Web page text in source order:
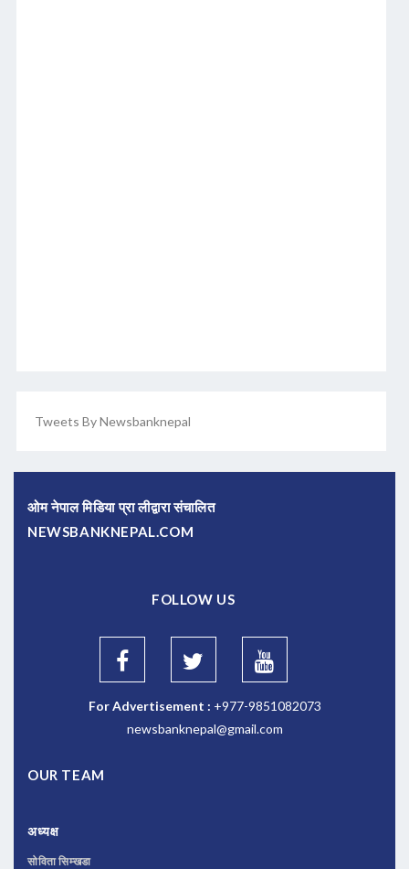
Tweets By Newsbanknepal
ओम नेपाल मिडिया प्रा लीद्वारा संचालित
NEWSBANKNEPAL.COM
FOLLOW US
For Advertisement : +977-9851082073
newsbanknepal@gmail.com
OUR TEAM
अध्यक्ष
सोविता सिम्खडा